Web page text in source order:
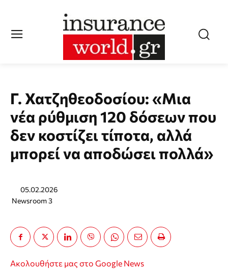
Γ. Χατζηθεοδοσίου: «Μια
νέα ρύθμιση 120 δόσεων που
δεν κοστίζει τίποτα, αλλά
μπορεί να αποδώσει πολλά»
05.02.2026
Newsroom 3
Ακολουθήστε μας στο Google News